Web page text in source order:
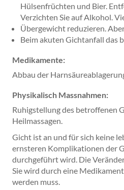
Hülsenfrüchten und Bier.
Verzichten Sie auf Alkohol.
Übergewicht reduzieren.
Beim akuten Gichtanfall das
Medikamente:
Abbau der
Physikalisch Massnahmen:
Ruhigstellung des betroffenen
Heilmassagen.
Gicht ist an und für sich keine
ernsteren Komplikationen der
durchgeführt wird. Die
Sie wird durch eine
werden muss.